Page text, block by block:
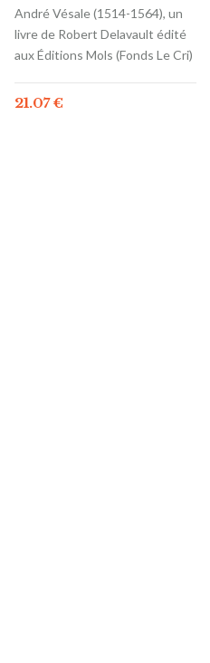
André Vésale (1514-1564), un
livre de Robert Delavault édité
aux Éditions Mols (Fonds Le Cri)
21.07€